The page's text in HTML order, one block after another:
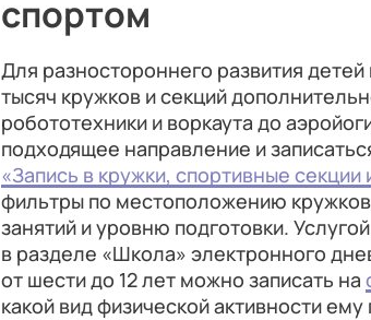
спортом
Для разностороннего развития
тысяч кружков и секций
робототехники и воркаута до
подходящее направление и
«Запись в кружки, спортивные секции
фильтры по местоположению
занятий и уровню подготовки.
в разделе «Школа» электронного
от шести до 12 лет можно записать на
какой вид физической активности ему